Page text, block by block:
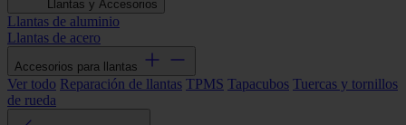
Llantas y Accesorios
Llantas de aluminio
Llantas de acero
Accesorios para llantas
Ver todo Reparación de llantas TPMS Tapacubos Tuercas y tornillos
de rueda